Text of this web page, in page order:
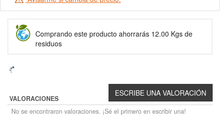
Comprando este producto ahorrarás 12.00 Kgs de
residuos
VALORACIONES
No se encontraron valoraciones. ¡Sé el primero en escribir una!